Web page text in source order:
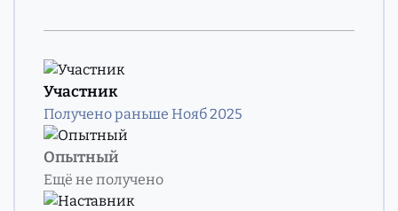
Участник
Получено раньше Нояб 2025
Опытный
Ещё не получено